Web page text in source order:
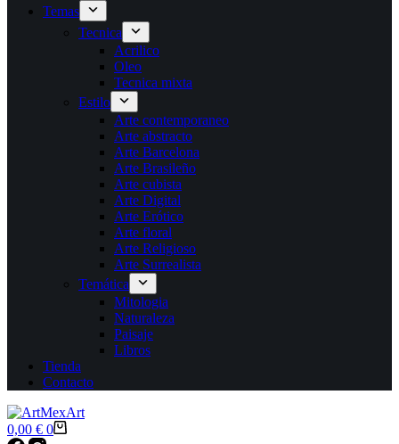
Temas
Tecnica
Acrilico
Oleo
Tecnica mixta
Estilo
Arte contemporaneo
Arte abstracto
Arte Barcelona
Arte Brasileño
Arte cubista
Arte Digital
Arte Erótico
Arte floral
Arte Religioso
Arte Surrealista
Temática
Mitologia
Naturaleza
Paisaje
Libros
Tienda
Contacto
Carro
0,00 € 0